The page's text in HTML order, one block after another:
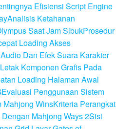
Efisiensi Script Engine
Analisis Ketahanan
Saat Jam SibukProsedur
Loading Akses
Dan Efek Suara Karakter
Komponen Grafis Pada
Loading Halaman Awal
Evaluasi Penggunaan Sistem
Mahjong WinsKriteria Perangkat
Mahjong Ways 2Sisi